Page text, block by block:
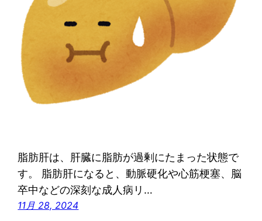
脂肪肝は、肝臓に脂肪が過剰にたまった状態で
す。 脂肪肝になると、動脈硬化や心筋梗塞、脳
卒中などの深刻な成人病リ…
11月 28, 2024